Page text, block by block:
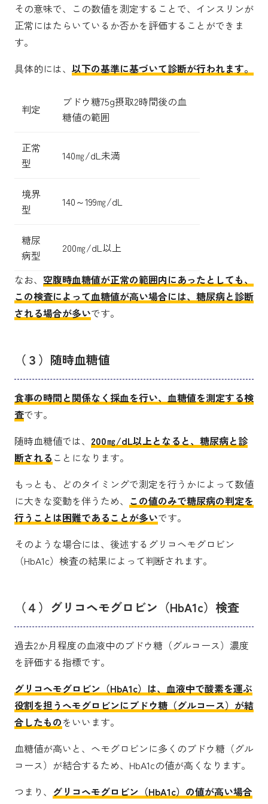
その意味で、この数値を測定することで、インスリンが
正常にはたらいているか否かを評価することができま
す。
具体的には、 以下の基準に基づいて診断が行われます。
判定
ブドウ糖75g摂取2時間後の血
糖値の範囲
正常
型
140㎎/dL未満
境界
型
140～199㎎/dL
糖尿
病型
200㎎/dL以上
なお、 空腹時血糖値が正常の範囲内にあったとしても、
この検査によって血糖値が高い場合には、糖尿病と診断
される場合が多いです。
（３）随時血糖値
食事の時間と関係なく採血を行い、血糖値を測定する検
査です。
随時血糖値では、 200㎎/dL以上となると、糖尿病と診
断される ことになります。
もっとも、どのタイミングで測定を行うかによって数値
に大きな変動を伴うため、 この値のみで糖尿病の判定を
行うことは困難であることが多いです。
そのような場合には、後述するグリコヘモグロビン
（HbA1c）検査の結果によって判断されます。
（４）グリコヘモグロビン（HbA1c）検査
過去2か月程度の血液中のブドウ糖（グルコース）濃度
を評価する指標です。
グリコヘモグロビン（HbA1c）は、血液中で酸素を運ぶ
役割を担うヘモグロビンにブドウ糖（グルコース）が結
合したものをいいます。
血糖値が高いと、ヘモグロビンに多くのブドウ糖（グル
コース）が結合するため、HbA1cの値が高くなります。
つまり、 グリコヘモグロビン（HbA1c）の値が高い場合